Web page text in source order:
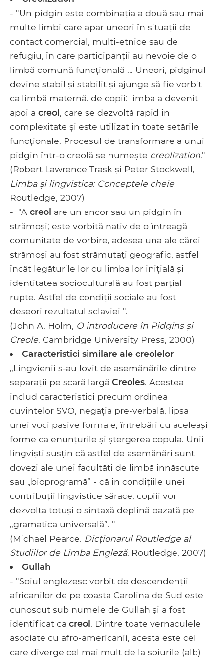
- "Un pidgin este combinația a două sau mai
multe limbi care apar uneori în situații de
contact comercial, multi-etnice sau de
refugiu, în care participanții au nevoie de o
limbă comună funcțională ... Uneori, pidginul
devine stabil și stabilit și ajunge să fie vorbit
ca limbă maternă. de copii: limba a devenit
apoi a creol, care se dezvoltă rapid în
complexitate și este utilizat în toate setările
funcționale. Procesul de transformare a unui
pidgin într-o creolă se numește creolization."
(Robert Lawrence Trask și Peter Stockwell,
Limba și lingvistica: Conceptele cheie.
Routledge, 2007)
- "A creol are un ancor sau un pidgin în
strămoși; este vorbită nativ de o întreagă
comunitate de vorbire, adesea una ale cărei
strămoși au fost strămutați geografic, astfel
încât legăturile lor cu limba lor inițială și
identitatea socioculturală au fost parțial
rupte. Astfel de condiții sociale au fost
deseori rezultatul sclaviei ".
(John A. Holm, O introducere în Pidgins și
Creole. Cambridge University Press, 2000)
Caracteristici similare ale creolelor
„Lingvienii s-au lovit de asemănările dintre
separații pe scară largă Creoles. Acestea
includ caracteristici precum ordinea
cuvintelor SVO, negația pre-verbală, lipsa
unei voci pasive formale, întrebări cu aceleași
forme ca enunțurile și ștergerea copula. Unii
lingviști susțin că astfel de asemănări sunt
dovezi ale unei facultăți de limbă înnăscute
sau „bioprogramă” - că în condițiile unei
contribuții lingvistice sărace, copiii vor
dezvolta totuși o sintaxă deplină bazată pe
„gramatica universală”. "
(Michael Pearce, Dicționarul Routledge al
Studiilor de Limba Engleză. Routledge, 2007)
Gullah
- "Soiul englezesc vorbit de descendenții
africanilor de pe coasta Carolina de Sud este
cunoscut sub numele de Gullah și a fost
identificat ca creol. Dintre toate vernaculele
asociate cu afro-americanii, acesta este cel
care diverge cel mai mult de la soiurile (alb)